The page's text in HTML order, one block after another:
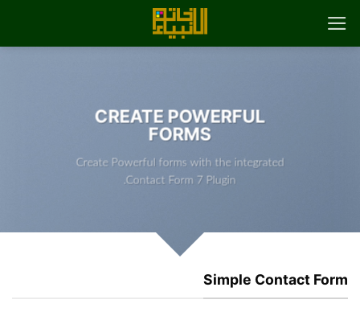
CREATE POWERFUL
FORMS
Create Powerful forms with the integrated
Contact Form 7 Plugin.
Simple Contact Form